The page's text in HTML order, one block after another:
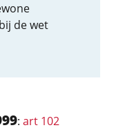
de wet
: art 102